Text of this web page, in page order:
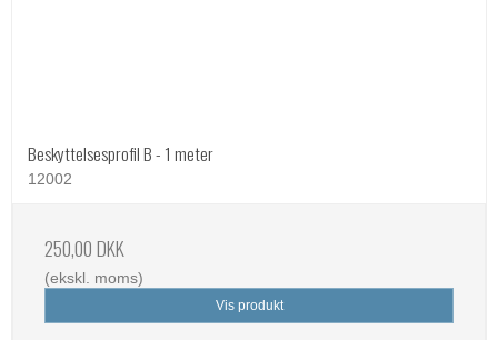
Beskyttelsesprofil B - 1 meter
12002
250,00 DKK
(ekskl. moms)
Vis produkt